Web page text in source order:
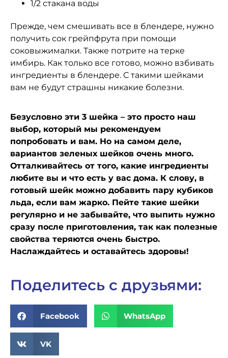
1/2 стакана воды
Прежде, чем смешивать все в блендере, нужно
получить сок грейпфрута при помощи
соковыжималки. Также потрите на терке
имбирь. Как только все готово, можно взбивать
ингредиенты в блендере. С такими шейками
вам не будут страшны никакие болезни.
Безусловно эти 3 шейка – это просто наш
выбор, который мы рекомендуем
попробовать и вам. Но на самом деле,
вариантов зеленых шейков очень много.
Отталкивайтесь от того, какие ингредиенты
любите вы и что есть у вас дома. К слову, в
готовый шейк можно добавить пару кубиков
льда, если вам жарко. Пейте такие шейки
регулярно и не забывайте, что выпить нужно
сразу после приготовления, так как полезные
свойства теряются очень быстро.
Наслаждайтесь и оставайтесь здоровы!
Поделитесь с друзьями:
Facebook WhatsApp
VK